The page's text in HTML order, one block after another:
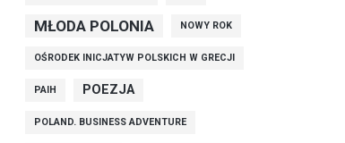
MŁODA POLONIA NOWY ROK
OŚRODEK INICJATYW POLSKICH W GRECJI
PAIH POEZJA
POLAND. BUSINESS ADVENTURE